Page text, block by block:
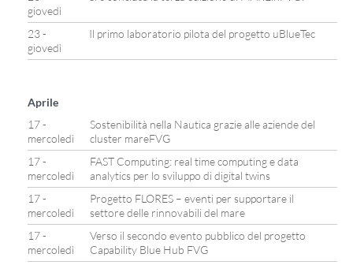
giovedì
23 -
giovedì
Il primo laboratorio pilota del progetto uBlueTec
Aprile
17 -
mercoledì
Sostenibilità nella Nautica grazie alle aziende del
cluster mareFVG
17 -
mercoledì
FAST Computing: real time computing e data
analytics per lo sviluppo di digital twins
17 -
mercoledì
Progetto FLORES – eventi per supportare il
settore delle rinnovabili del mare
17 -
mercoledì
Verso il secondo evento pubblico del progetto
Capability Blue Hub FVG